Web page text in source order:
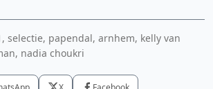
selectie, papendal, arnhem, kelly van
nadia choukri